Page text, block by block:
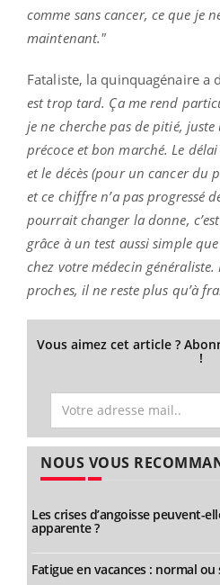
comme sans cancer, ce que je
maintenant."
Fataliste, la quinquagénaire a
est trop tard. Ça me rend
je ne cherche pas de pitié,
précoce et bon marché. Le
et le décès (pour un cancer du
et ce chiffre n’a pas progressé
pourrait changer la donne,
grâce à un test aussi simple
chez votre médecin généraliste.
proches, il ne reste plus qu’à
Vous aimez cet article ?
!
NOUS VOUS
Les crises d’angoisse peuvent-
apparente ?
Fatigue en vacances : normal ou